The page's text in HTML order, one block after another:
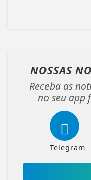
NOSSAS
Receba as
no seu app
Telegram